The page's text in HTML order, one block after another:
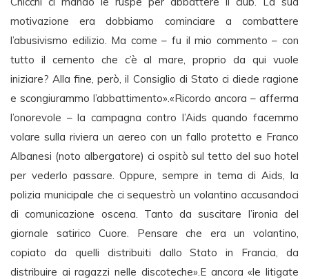
motivazione era dobbiamo cominciare a combattere
l’abusivismo edilizio. Ma come – fu il mio commento – con
tutto il cemento che c’è al mare, proprio da qui vuole
iniziare? Alla fine, però, il Consiglio di Stato ci diede ragione
e scongiurammo l’abbattimento».«Ricordo ancora – afferma
l’onorevole – la campagna contro l’Aids quando facemmo
volare sulla riviera un aereo con un fallo protetto e Franco
Albanesi (noto albergatore) ci ospitò sul tetto del suo hotel
per vederlo passare. Oppure, sempre in tema di Aids, la
polizia municipale che ci sequestrò un volantino accusandoci
di comunicazione oscena. Tanto da suscitare l’ironia del
giornale satirico Cuore. Pensare che era un volantino,
copiato da quelli distribuiti dallo Stato in Francia, da
distribuire ai ragazzi nelle discoteche».E ancora «le litigate